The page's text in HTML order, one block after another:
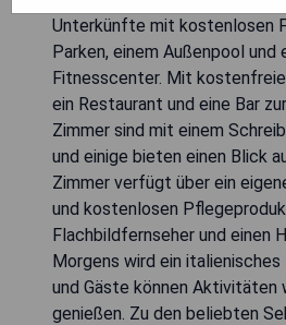
Unterkünfte mit kostenlosen
Parken, einem Außenpool und
Fitnesscenter. Mit
ein Restaurant und eine Bar
Zimmer sind mit einem
und einige bieten einen Blick
Zimmer verfügt über ein
und kostenlosen
Flachbildfernseher und einen
Morgens wird ein
und Gäste können Aktivitäten
genießen. Zu den beliebten